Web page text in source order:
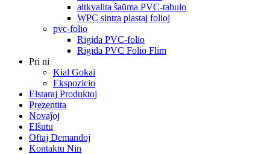
altkvalita ŝaŭma PVC-tabulo
WPC sintra plastaj folioj
pvc-folio
Rigida PVC-folio
Rigida PVC Folio Flim
Pri ni
Kial Gokai
Ekspozicio
Elstaraj Produktoj
Prezentita
Novaĵoj
Elŝutu
Oftaj Demandoj
Kontaktu Nin